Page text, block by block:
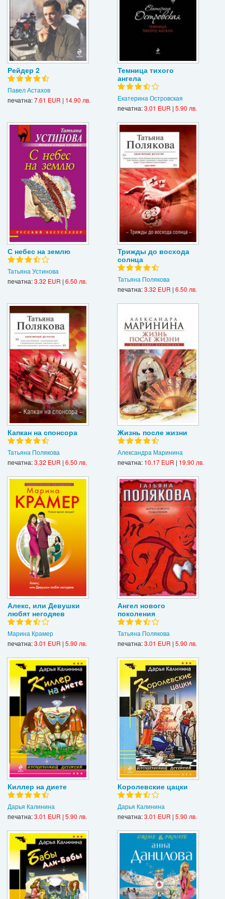
Рейдер 2
Павел Астахов
печатна:7.61 EUR | 14.90 лв.
Темница тихого
ангела
Eкатерина Островская
печатна:3.01 EUR | 5.90 лв.
С небес на землю
Татьяна Устинова
печатна:3.32 EUR | 6.50 лв.
Трижды до восхода
солнца
Татьяна Полякова
печатна:3.32 EUR | 6.50 лв.
Капкан на спонсора
Татьяна Полякова
печатна:3.32 EUR | 6.50 лв.
Жизнь после жизни
Александра Маринина
печатна: 10.17 EUR | 19.90 лв.
Алекс, или Девушки
любят негодяев
Марина Крамер
печатна:3.01 EUR | 5.90 лв.
Ангел нового
поколения
Татьяна Полякова
печатна:3.01 EUR | 5.90 лв.
Киллер на диете
Дарья Калинина
печатна:3.01 EUR | 5.90 лв.
Королевские цацки
Дарья Калинина
печатна:3.01 EUR | 5.90 лв.